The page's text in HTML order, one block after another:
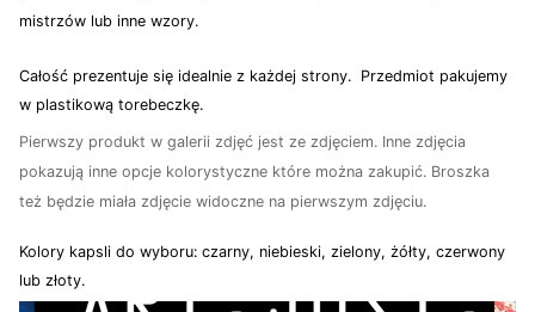
mistrzów lub inne wzory.
Całość prezentuje się idealnie z każdej strony. Przedmiot pakujemy
w plastikową torebeczkę.
Pierwszy produkt w galerii zdjęć jest ze zdjęciem. Inne zdjęcia
pokazują inne opcje kolorystyczne które można zakupić. Broszka
też będzie miała zdjęcie widoczne na pierwszym zdjęciu.
Kolory kapsli do wyboru: czarny, niebieski, zielony, żółty, czerwony
lub złoty.